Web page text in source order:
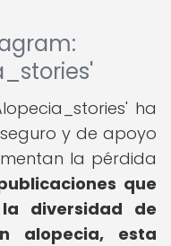
ha
y de apoyo
la pérdida
que
diversidad de
alopecia, esta